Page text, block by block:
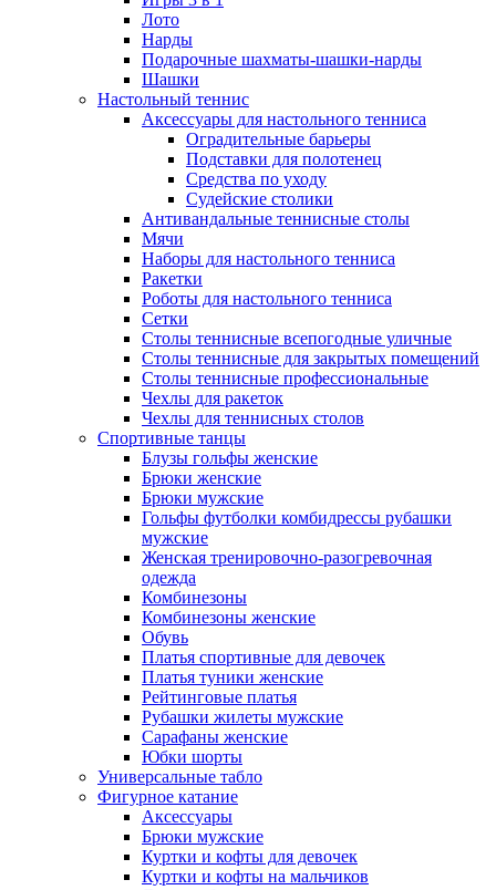
Лото
Нарды
Подарочные шахматы-шашки-нарды
Шашки
Настольный теннис
Аксессуары для настольного тенниса
Оградительные барьеры
Подставки для полотенец
Средства по уходу
Судейские столики
Антивандальные теннисные столы
Мячи
Наборы для настольного тенниса
Ракетки
Роботы для настольного тенниса
Сетки
Столы теннисные всепогодные уличные
Столы теннисные для закрытых помещений
Столы теннисные профессиональные
Чехлы для ракеток
Чехлы для теннисных столов
Спортивные танцы
Блузы гольфы женские
Брюки женские
Брюки мужские
Гольфы футболки комбидрессы рубашки
мужские
Женская тренировочно-разогревочная
одежда
Комбинезоны
Комбинезоны женские
Обувь
Платья спортивные для девочек
Платья туники женские
Рейтинговые платья
Рубашки жилеты мужские
Сарафаны женские
Юбки шорты
Универсальные табло
Фигурное катание
Аксессуары
Брюки мужские
Куртки и кофты для девочек
Куртки и кофты на мальчиков